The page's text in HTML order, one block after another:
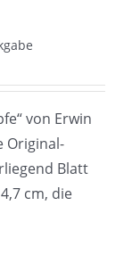
von Erwin
Original-
Blatt
cm, die